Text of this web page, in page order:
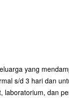
yang
s/d 3 hari dan
dan